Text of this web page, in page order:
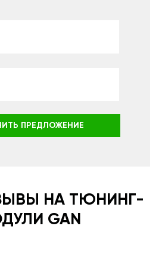
ПРЕДЛОЖЕНИЕ
НА ТЮНИНГ-
GAN